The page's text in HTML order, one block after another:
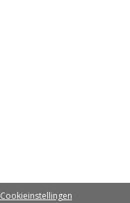
Cookieinstellingen